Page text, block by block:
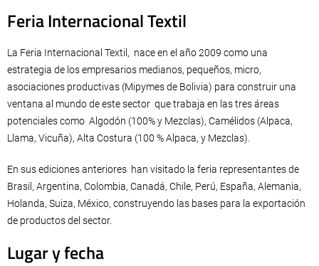
Feria Internacional Textil
La Feria Internacional Textil, nace en el año 2009 como una
estrategia de los empresarios medianos, pequeños, micro,
asociaciones productivas (Mipymes de Bolivia) para construir una
ventana al mundo de este sector que trabaja en las tres áreas
potenciales como Algodón (100% y Mezclas), Camélidos (Alpaca,
Llama, Vicuña), Alta Costura (100 % Alpaca, y Mezclas).
En sus ediciones anteriores han visitado la feria representantes de
Brasil, Argentina, Colombia, Canadá, Chile, Perú, España, Alemania,
Holanda, Suiza, México, construyendo las bases para la exportación
de productos del sector.
Lugar y fecha